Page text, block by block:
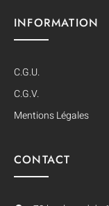
INFORMATION
C.G.U.
C.G.V.
Mentions Légales
CONTACT